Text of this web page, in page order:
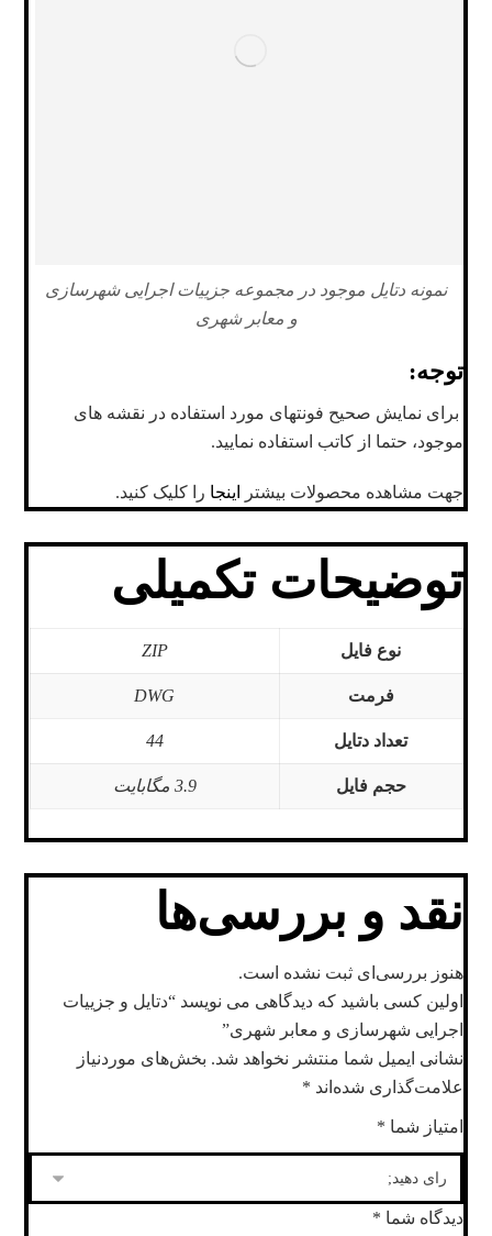
نمونه دتایل موجود در مجموعه جزییات اجرایی شهرسازی
و معابر شهری
توجه:
برای نمایش صحیح فونتهای مورد استفاده در نقشه های
موجود، حتما از کاتب استفاده نمایید.
جهت مشاهده محصولات بیشتر اینجا را کلیک کنید.
توضیحات تکمیلی
نوع فایل ZIP
فرمت DWG
تعداد دتایل 44
حجم فایل 3.9 مگابایت
نقد و بررسی‌ها
هنوز بررسی‌ای ثبت نشده است.
اولین کسی باشید که دیدگاهی می نویسد “دتایل و جزییات
اجرایی شهرسازی و معابر شهری”
نشانی ایمیل شما منتشر نخواهد شد. بخش‌های موردنیاز
علامت‌گذاری شده‌اند *
امتیاز شما *
دیدگاه شما *